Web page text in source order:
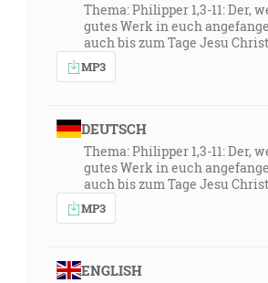
Thema: Philipper 1,3-11: Der,
gutes Werk in euch
auch bis zum Tage Jesu
MP3
DEUTSCH
Thema: Philipper 1,3-11: Der,
gutes Werk in euch
auch bis zum Tage Jesu
MP3
ENGLISH